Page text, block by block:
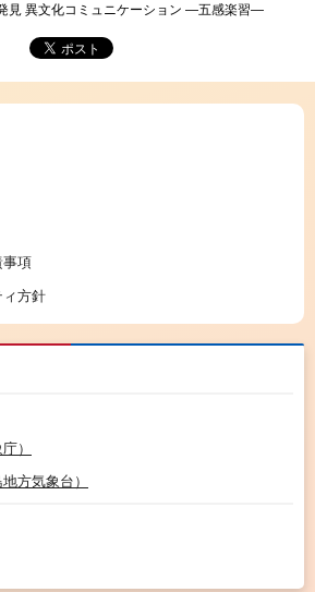
見 異文化コミュニケーション ―五感楽習―
事項
ィ方針
）
方気象台）